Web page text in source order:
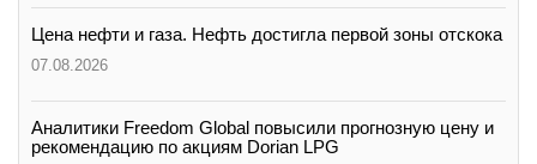
Цена нефти и газа. Нефть достигла первой зоны отскока
07.08.2026
Аналитики Freedom Global повысили прогнозную цену и
рекомендацию по акциям Dorian LPG